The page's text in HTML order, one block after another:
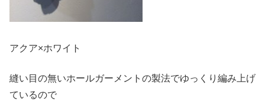
アクア×ホワイト
縫い目の無いホールガーメントの製法でゆっくり編み上げ
ているので